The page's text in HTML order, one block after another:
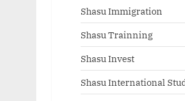
Shasu Immigration
Shasu Trainning
Shasu Invest
Shasu International